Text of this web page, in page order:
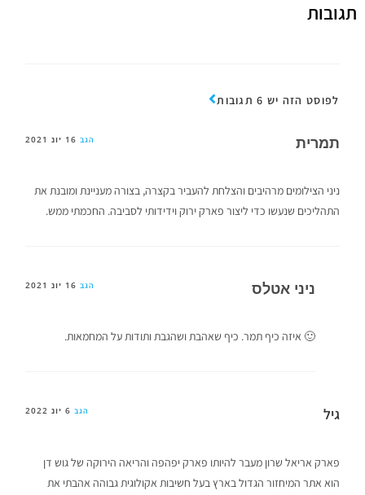
תגובות
לפוסט הזה יש 6 תגובות
תמרית הגב 16 יונ 2021
ניני הצילומים מרהיבים והצלחת להעביר בקצרה, בצורה מעניינת ומובנת את
התהליכים שנעשו כדי ליצור פארק ירוק וידידותי לסביבה. החכמתי ממש.
ניני אטלס הגב 16 יונ 2021
🙂 איזה כיף תמר. כיף שאהבת ושהגבת ותודות על המחמאות.
גיל הגב 6 יונ 2022
פארק אריאל שרון מעבר להיותו פארק יפהפה והריאה הירוקה של גוש דן
הוא אתר המיחזור הגדול בארץ בעל חשיבות אקולוגית גבוהה אהבתי את